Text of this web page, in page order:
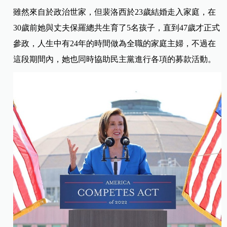
雖然來自於政治世家，但裴洛西於23歲結婚走入家庭，在
30歲前她與丈夫保羅總共生育了5名孩子，直到47歲才正式
參政，人生中有24年的時間做為全職的家庭主婦，不過在
這段期間內，她也同時協助民主黨進行各項的募款活動。